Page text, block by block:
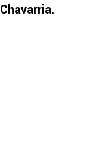
Chavarria.